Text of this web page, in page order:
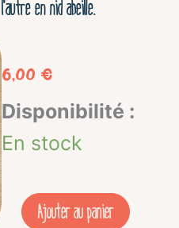
l’autre en nid abeille.
6,00 €
Disponibilité :
En stock
quantité
de
Serviette
bavoirAjouter au panier